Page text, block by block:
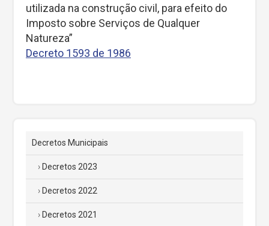
utilizada na construção civil, para efeito do
Imposto sobre Serviços de Qualquer
Natureza”
Decreto 1593 de 1986
Decretos Municipais
Decretos 2023
Decretos 2022
Decretos 2021